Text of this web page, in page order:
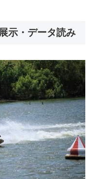
示・データ読み